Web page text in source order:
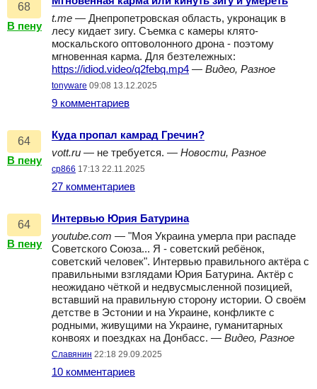
68
В пену
t.me — Днепропетровская область, укронацик в
лесу кидает зигу. Съемка с камеры клято-
москальского оптоволонного дрона - поэтому
мгновенная карма. Для безтележных:
https://idiod.video/q2febq.mp4 — Видео, Разное
tonyware 09:08 13.12.2025
9 комментариев
64
В пену
Куда пропал камрад Гречин?
vott.ru — не требуется. — Новости, Разное
cp866 17:13 22.11.2025
27 комментариев
64
В пену
Интервью Юрия Батурина
youtube.com — "Моя Украина умерла при распаде
Советского Союза... Я - советский ребёнок,
советский человек". Интервью правильного актёра с
правильными взглядами Юрия Батурина. Актёр с
неожидано чёткой и недвусмысленной позицией,
вставший на правильную сторону истории. О своём
детстве в Эстонии и на Украине, конфликте с
родными, живущими на Украине, гуманитарных
конвоях и поездках на Донбасс. — Видео, Разное
Славянин 22:18 29.09.2025
10 комментариев